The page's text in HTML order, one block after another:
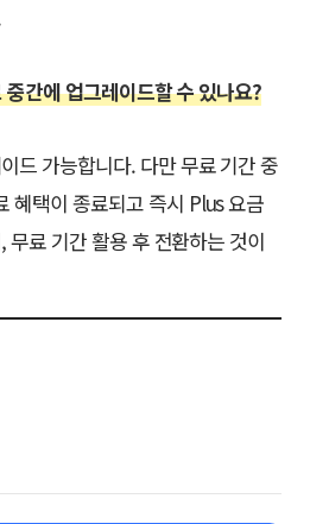
간에 업그레이드할 수 있나요?
드 가능합니다. 다만 무료 기간 중
혜택이 종료되고 즉시 Plus 요금
무료 기간 활용 후 전환하는 것이